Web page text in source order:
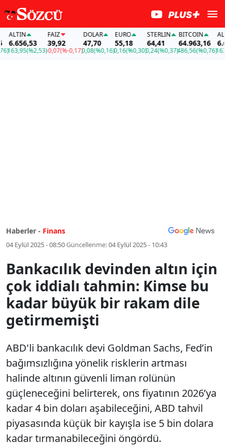
ALTIN
6.656,53
(%2,53)
FAİZ
39,92
-0,07(%-0,17)
DOLAR
47,70
0,08(%0,16)
EURO
55,18
0,16(%0,30)
STERLIN
64,41
0,24(%0,37)
BITCOIN
64.963,16
486,56(%0,76)
ALTIN
Haberler - Finans
04 Eylül 2025 - 08:50Güncellenme:04 Eylül 2025 - 10:43
Bankacılık devinden altın için
çok iddialı tahmin: Kimse bu
kadar büyük bir rakam dile
getirmemişti
ABD'li bankacılık devi Goldman Sachs, Fed’in
bağımsızlığına yönelik risklerin artması
halinde altının güvenli liman rolünün
güçleneceğini belirterek, ons fiyatının 2026’ya
kadar 4 bin doları aşabileceğini, ABD tahvil
piyasasında küçük bir kayışla ise 5 bin dolara
kadar tırmanabileceğini öngördü.